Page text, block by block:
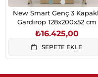
New Smart Genç 3
Gardırop 128x200x52 cm
₺16.425,00
SEPETE EKLE